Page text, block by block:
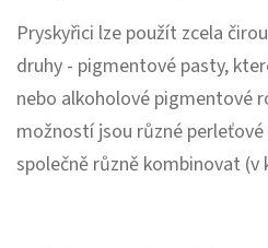
Pryskyřici lze použít zcela
druhy - pigmentové pasty,
nebo alkoholové pigmentové
možností jsou různé
společně různě kombinovat